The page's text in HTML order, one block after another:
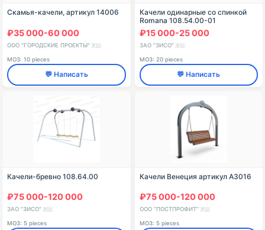
Скамья-качели, артикул 14006
₽35 000-60 000
ООО "ГОРОДСКИЕ ПРОЕКТЫ" 🇷🇺
МОЗ: 10 pieces
💬 Написать
Качели одинарные со спинкой
Romana 108.54.00-01
₽15 000-25 000
ЗАО "ЗИСО" 🇷🇺
МОЗ: 20 pieces
💬 Написать
Качели-бревно 108.64.00
₽75 000-120 000
ЗАО "ЗИСО" 🇷🇺
МОЗ: 5 pieces
Качели Венеция артикул A3016
₽75 000-120 000
ООО "ПОСТПРОФИТ" 🇷🇺
МОЗ: 5 pieces